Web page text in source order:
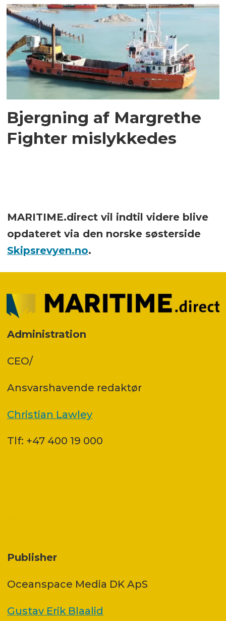
Bjergning af Margrethe
Fighter mislykkedes
MARITIME.direct vil indtil videre blive
opdateret via den norske søsterside
Skipsrevyen.no.
Administration
CEO/
Ansvars­havende redaktør
Christian Lawley
Tlf: +47 400 19 000
Publisher
Oceanspace Media DK ApS
Gustav Erik Blaalid